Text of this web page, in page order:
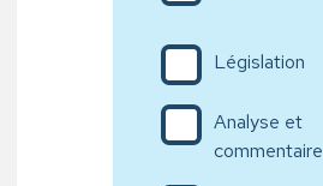
Législation
Analyse et
commentaire